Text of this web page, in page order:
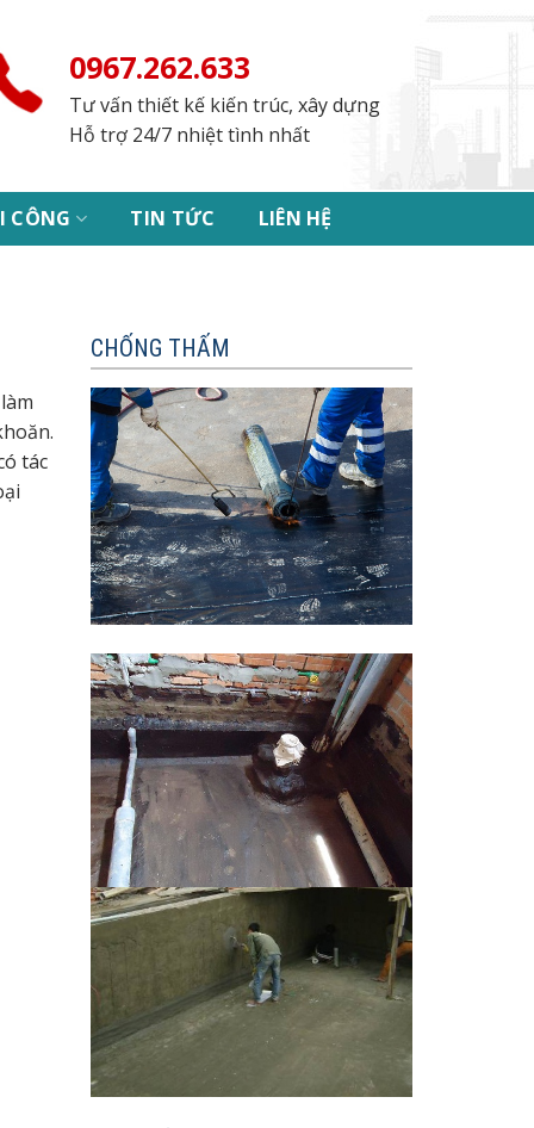
0967.262.633
Tư vấn thiết kế kiến trúc, xây dựng
Hỗ trợ 24/7 nhiệt tình nhất
CÔNG TIN TỨC LIÊN HỆ
tác
CHỐNG THẤM